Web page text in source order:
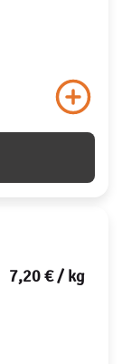
7,20 €/ kg